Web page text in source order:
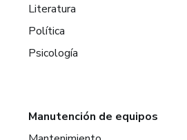
Literatura
Política
Psicología
Manutención de equipos